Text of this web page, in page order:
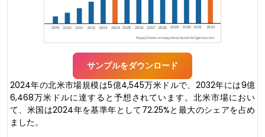
サンプルをダウンロード
2024年の北米市場規模は5億4,545万米ドルで、2032年には9億
6,468万米ドルに達すると予想されています。北米市場におい
て、米国は2024年を基準年として72.25%と最大のシェアを占め
ました。